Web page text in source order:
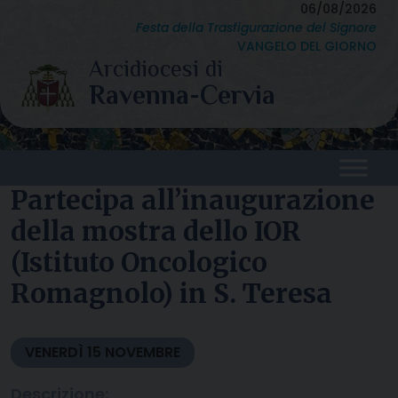
content
06/08/2026
Festa della Trasfigurazione del Signore
VANGELO DEL GIORNO
Partecipa all’inaugurazione
della mostra dello IOR
(Istituto Oncologico
Romagnolo) in S. Teresa
VENERDÌ 15 NOVEMBRE